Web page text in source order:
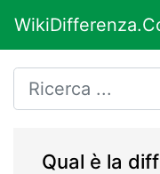
Qual è la